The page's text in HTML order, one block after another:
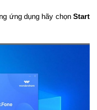
ứng dụng hãy chọnStart